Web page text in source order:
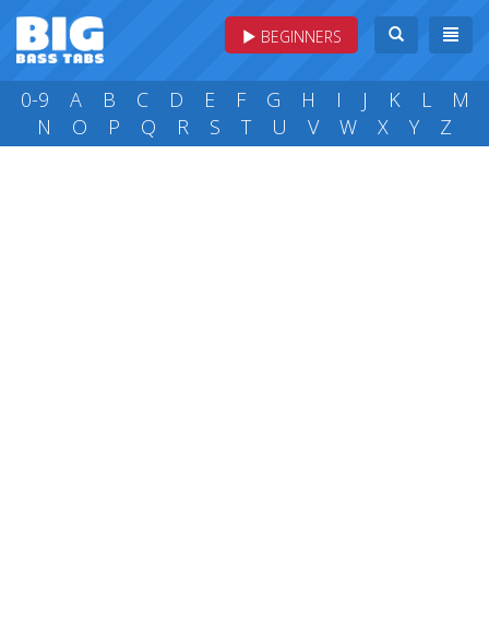
BEGINNERS
0-9 A B C D E F G H I J K L
M
N
O P Q R S T U V W X Y Z